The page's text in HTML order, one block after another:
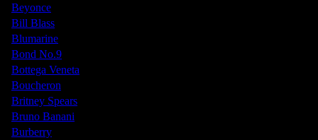
Beyonce
Bill Blass
Blumarine
Bond No.9
Bottega Veneta
Boucheron
Britney Spears
Bruno Banani
Burberry